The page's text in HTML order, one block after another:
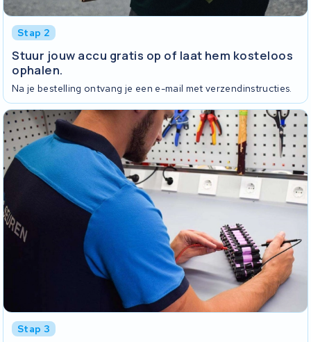
Stap 2
Stuur jouw accu gratis op of laat hem kosteloos
ophalen.
Na je bestelling ontvang je een e-mail met verzendinstructies.
Stap 3